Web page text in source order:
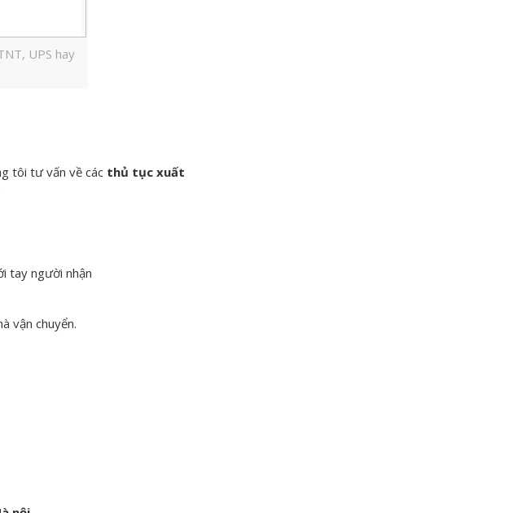
UPS hay
tôi tư vấn về các thủ tục xuất
tay người nhận
vận chuyển.